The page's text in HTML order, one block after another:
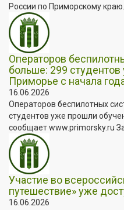
России по Приморскому краю...
Операторов
больше: 299
Приморье с начала
16.06.2026
Операторов беспилотных
студентов уже прошли
сообщает www.primorsky.ru
Участие во
путешествие» уже
16.06.2026